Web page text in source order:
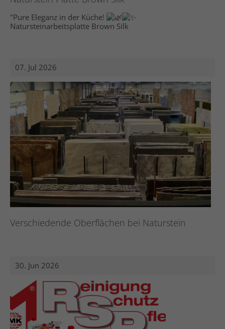
"Pure Eleganz in der Küche!
Natursteinarbeitsplatte Brown Silk
07. Jul 2026
Verschiedende Oberflächen bei Naturstein
30. Jun 2026